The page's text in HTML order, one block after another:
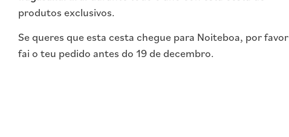
produtos exclusivos.
Se queres que esta cesta chegue para Noiteboa, por favor
fai o teu pedido antes do 19 de decembro.